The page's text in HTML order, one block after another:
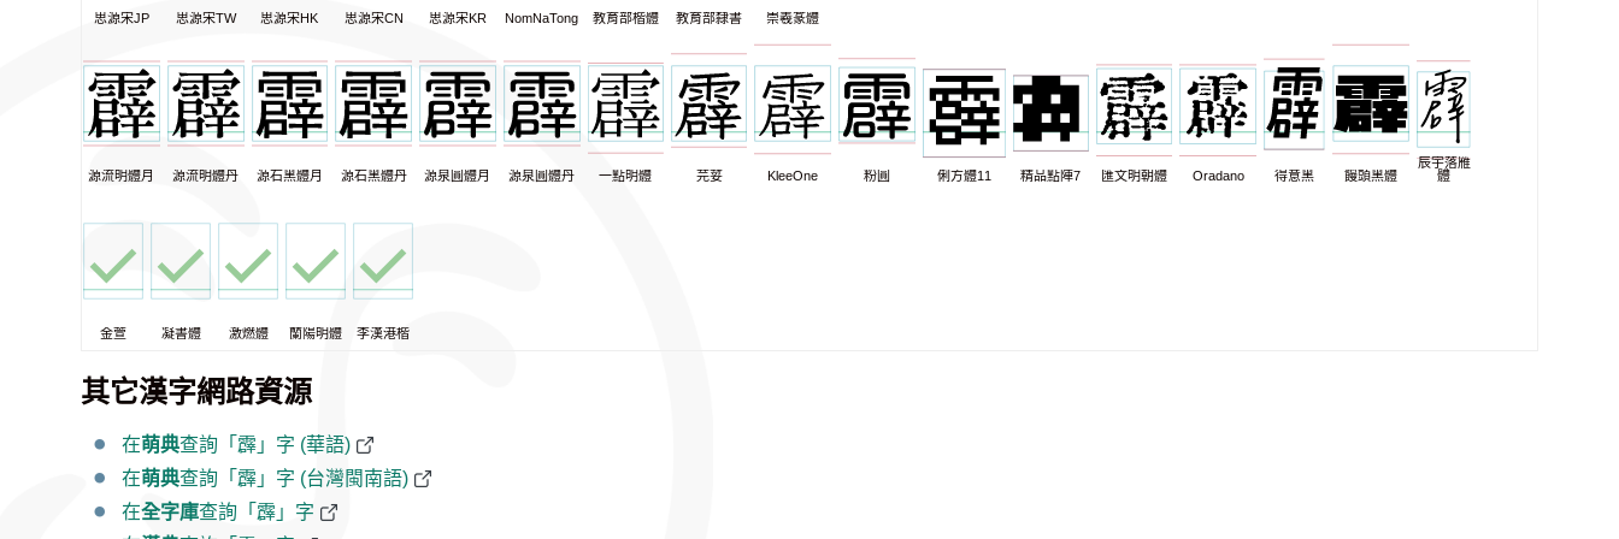
思源宋JP 思源宋TW 思源宋HK 思源宋CN 思源宋KR NomNaTong 教育部楷體 教育部隸書 崇羲篆體
源流明體月 源流明體丹 源石黑體月 源石黑體丹 源泉圓體月 源泉圓體丹 一點明體 芫荽 KleeOne 粉圓 俐方體11 精品點陣7 匯文明朝體 Oradano 得意黑 饅頭黑體
辰宇落雁
體
金萱 凝書體 激燃體 蘭陽明體 李漢港楷
其它漢字網路資源
在萌典查詢「霹」字 (華語)
在萌典查詢「霹」字 (台灣閩南語)
在全字庫查詢「霹」字